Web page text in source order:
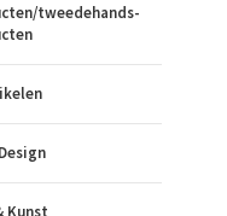
tweedehands-
Kunst